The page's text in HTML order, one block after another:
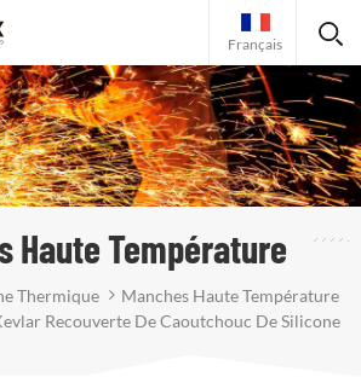
Français
Haute Température
Thermique
Manches Haute Température
Recouverte De Caoutchouc De Silicone